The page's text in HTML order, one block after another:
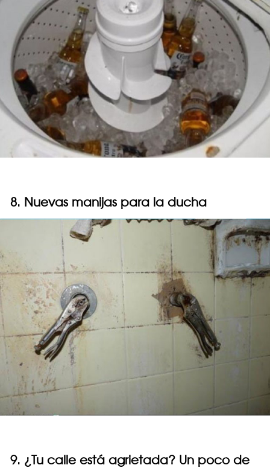
8. Nuevas manijas para la ducha
9. ¿Tu calle está agrietada? Un poco de